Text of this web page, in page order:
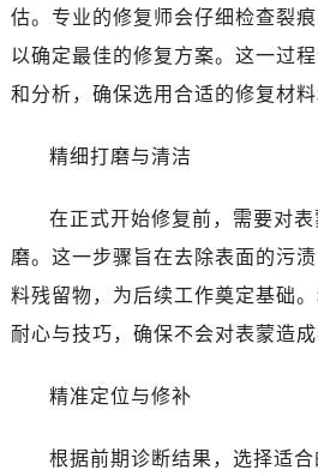
估。专业的修复师会仔细检查裂
以确定最佳的修复方案。这一过
和分析，确保选用合适的修复材料
精细打磨与清洁
在正式开始修复前，需要对
磨。这一步骤旨在去除表面的污
料残留物，为后续工作奠定基础
耐心与技巧，确保不会对表蒙造成
精准定位与修补
根据前期诊断结果，选择适